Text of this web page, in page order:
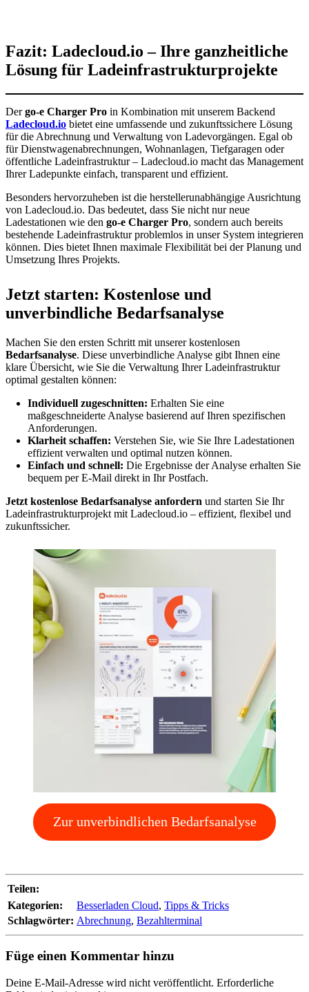
Fazit: Ladecloud.io – Ihre ganzheitliche
Lösung für Ladeinfrastrukturprojekte
Dergo-e Charger Pro in Kombination mit unserem Backend
Ladecloud.io bietet eine umfassende und zukunftssichere Lösung
für die Abrechnung und Verwaltung von Ladevorgängen. Egal ob
für Dienstwagenabrechnungen, Wohnanlagen, Tiefgaragen oder
öffentliche Ladeinfrastruktur – Ladecloud.io macht das Management
Ihrer Ladepunkte einfach, transparent und effizient.
Besonders hervorzuheben ist die herstellerunabhängige Ausrichtung
von Ladecloud.io. Das bedeutet, dass Sie nicht nur neue
Ladestationen wie den go-e Charger Pro, sondern auch bereits
bestehende Ladeinfrastruktur problemlos in unser System integrieren
können. Dies bietet Ihnen maximale Flexibilität bei der Planung und
Umsetzung Ihres Projekts.
Jetzt starten: Kostenlose und
unverbindliche Bedarfsanalyse
Machen Sie den ersten Schritt mit unserer kostenlosen
Bedarfsanalyse. Diese unverbindliche Analyse gibt Ihnen eine
klare Übersicht, wie Sie die Verwaltung Ihrer Ladeinfrastruktur
optimal gestalten können:
Individuell zugeschnitten: Erhalten Sie eine
maßgeschneiderte Analyse basierend auf Ihren spezifischen
Anforderungen.
Klarheit schaffen: Verstehen Sie, wie Sie Ihre Ladestationen
effizient verwalten und optimal nutzen können.
Einfach und schnell: Die Ergebnisse der Analyse erhalten Sie
bequem per E-Mail direkt in Ihr Postfach.
Jetzt kostenlose Bedarfsanalyse anfordern und starten Sie Ihr
Ladeinfrastrukturprojekt mit Ladecloud.io – effizient, flexibel und
zukunftssicher.
Zur unverbindlichen Bedarfsanalyse
Teilen:
Kategorien:
Besserladen Cloud, Tipps & Tricks
Schlagwörter: Abrechnung, Bezahlterminal
Füge einen Kommentar hinzu
Deine E-Mail-Adresse wird nicht veröffentlicht. Erforderliche